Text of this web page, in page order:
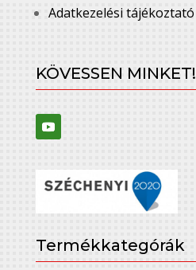
Adatkezelési tájékoztató
KÖVESSEN MINKET!
Termékkategórák